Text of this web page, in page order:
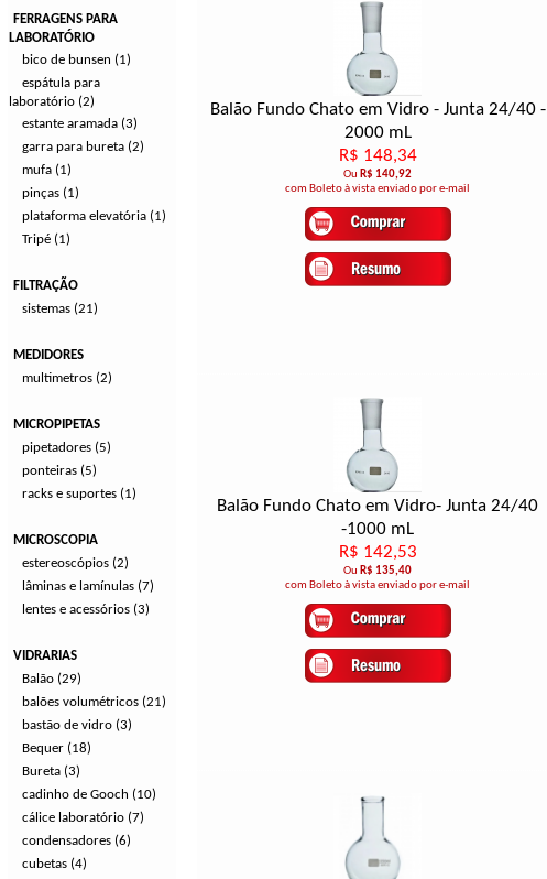
FERRAGENS PARA
LABORATÓRIO
bico de bunsen (1)
espátula para
laboratório (2)
estante aramada (3)
garra para bureta (2)
mufa (1)
pinças (1)
plataforma elevatória (1)
Tripé (1)
FILTRAÇÃO
sistemas (21)
MEDIDORES
multimetros (2)
MICROPIPETAS
pipetadores (5)
ponteiras (5)
racks e suportes (1)
MICROSCOPIA
estereoscópios (2)
lâminas e lamínulas (7)
lentes e acessórios (3)
VIDRARIAS
Balão (29)
balões volumétricos (21)
bastão de vidro (3)
Bequer (18)
Bureta (3)
cadinho de Gooch (10)
cálice laboratório (7)
condensadores (6)
cubetas (4)
Balão Fundo Chato em Vidro - Junta 24/40 -
2000 mL
R$ 148,34
Ou R$ 140,92
com Boleto à vista enviado por e-mail
Balão Fundo Chato em Vidro- Junta 24/40
-1000 mL
R$ 142,53
Ou R$ 135,40
com Boleto à vista enviado por e-mail